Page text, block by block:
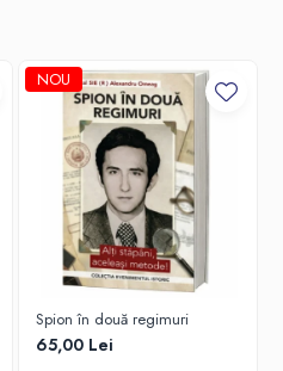
NOU
Spion în două regimuri
65,00 Lei